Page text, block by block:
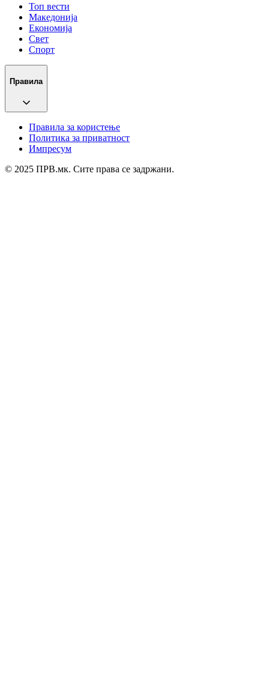
Топ вести
Македонија
Економија
Свет
Спорт
Правила
Правила за користење
Политика за приватност
Импресум
© 2025 ПРВ.мк. Сите права се задржани.